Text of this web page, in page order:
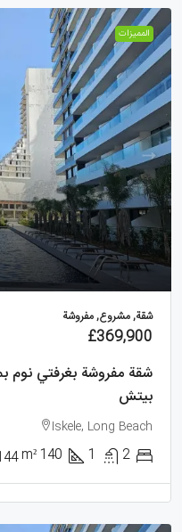
الممیزات
شقة, مشروع, مفروشة
£369,900
بيتش
Iskele, Long Beach
2
1
140
m²